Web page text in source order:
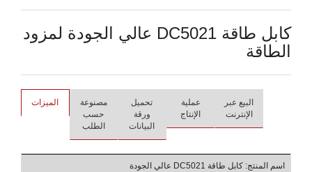
كابل طاقة DC5021 عالي الجودة لمزود
الطاقة
الميزات
مصنوعة
حسب
الطلب
تحميل
ورقة
البيانات
عملية
الإنتاج
البيع عبر
الإنترنت
اسم المنتج: كابل طاقة DC5021 عالي الجودة